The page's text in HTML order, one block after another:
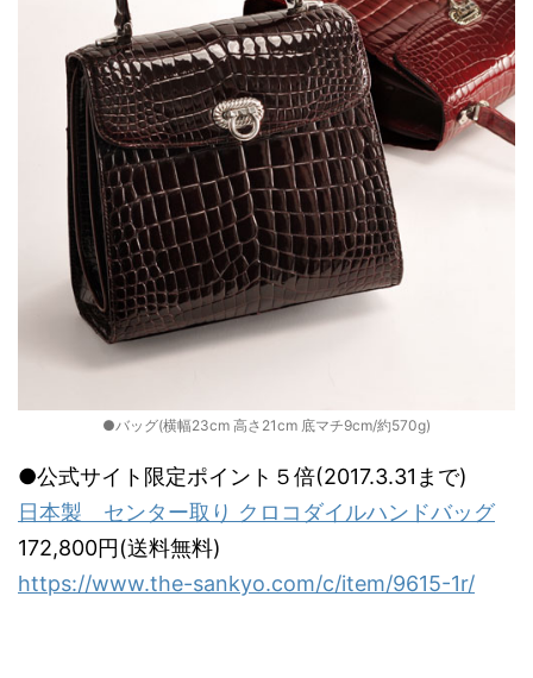
●バッグ(横幅23cm 高さ21cm 底マチ9cm/約570g)
●公式サイト限定ポイント５倍(2017.3.31まで)
日本製 センター取り クロコダイルハンドバッグ
172,800円(送料無料)
https://www.the-sankyo.com/c/item/9615-1r/